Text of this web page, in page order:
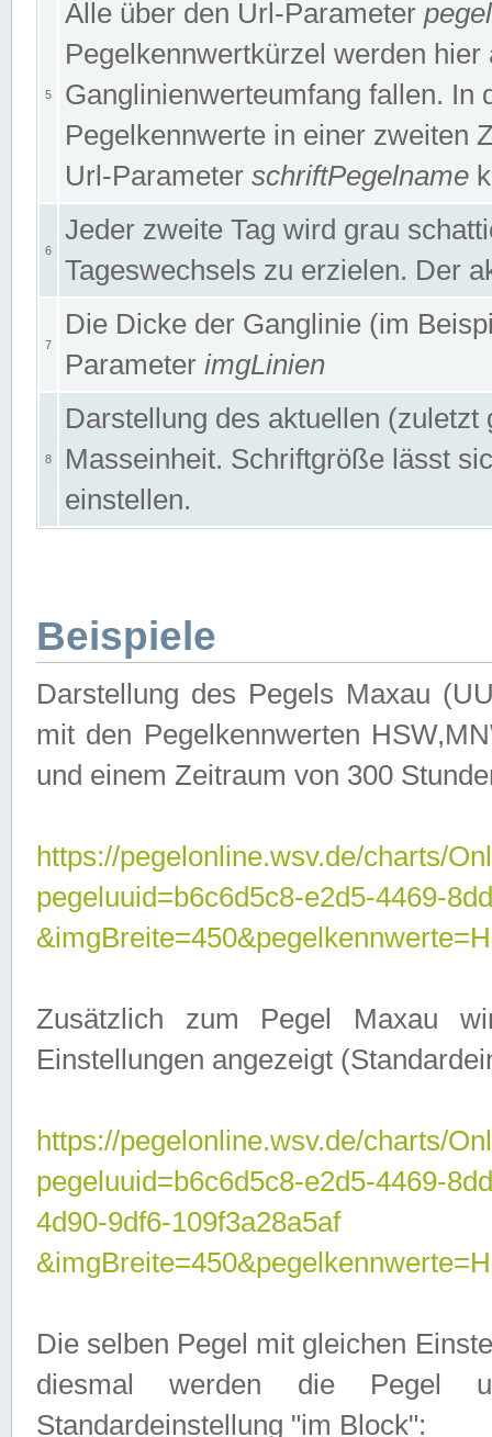
5
Alle über den Url-Parameter
Pegelkennwertkürzel werden
Ganglinienwerteumfang fallen. In
Pegelkennwerte in einer zweiten
Url-Parameter schriftPegelname
6
Jeder zweite Tag wird grau
Tageswechsels zu erzielen. Der
7
Die Dicke der Ganglinie (im
Parameter imgLinien
8
Darstellung des aktuellen
Masseinheit. Schriftgröße lässt
einstellen.
Beispiele
Darstellung des Pegels Maxau
mit den Pegelkennwerten
und einem Zeitraum von 300
https://pegelonline.wsv.de/charts/
pegeluuid=b6c6d5c8-e2d5-4469-
Zusätzlich zum Pegel Maxau
Einstellungen angezeigt
https://pegelonline.wsv.de/charts/
pegeluuid=b6c6d5c8-e2d5-4469-
4d90-9df6-109f3a28a5af
Die selben Pegel mit gleichen
diesmal werden die Pegel
Standardeinstellung "im Block":